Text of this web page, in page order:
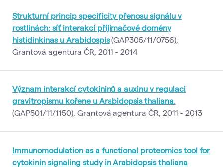
Strukturní princip specificity přenosu signálu v
rostlinách: síť interakcí příjímačové domény
histidinkinas u Arabidospis(GAP305/11/0756),
Grantová agentura ČR, 2011 - 2014
Význam interakcí cytokininů a auxinu v regulaci
gravitropismu kořene u Arabidopsis thaliana.
(GAP501/11/1150), Grantová agentura ČR, 2011 - 2013
Immunomodulation as a functional proteomics tool for
cytokinin signaling study in Arabidopsis thaliana